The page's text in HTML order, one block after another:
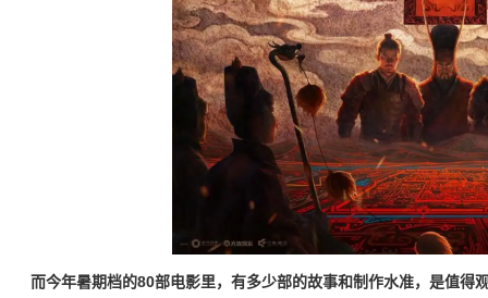
而今年暑期档的80部电影里，有多少部的故事和制作水准，是值